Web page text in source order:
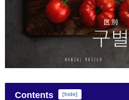
Contents [hide]